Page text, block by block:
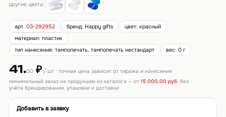
другие цвета:
арт.03-292952 бренд: Happy gifts
цвет: красный
материал: пластик
тип нанесения: тампопечать, тампопечать нестандарт
вес: 0 г
41.00₽/ шт · точная цена зависит от тиража и нанесения
минимальный заказ на продукцию из каталога — от 15 000,00 руб. без
учёта брендирования, упаковки и доставки
Добавить в заявку